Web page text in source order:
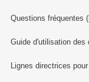
Questions fréquentes
Guide d'utilisation des
Lignes directrices